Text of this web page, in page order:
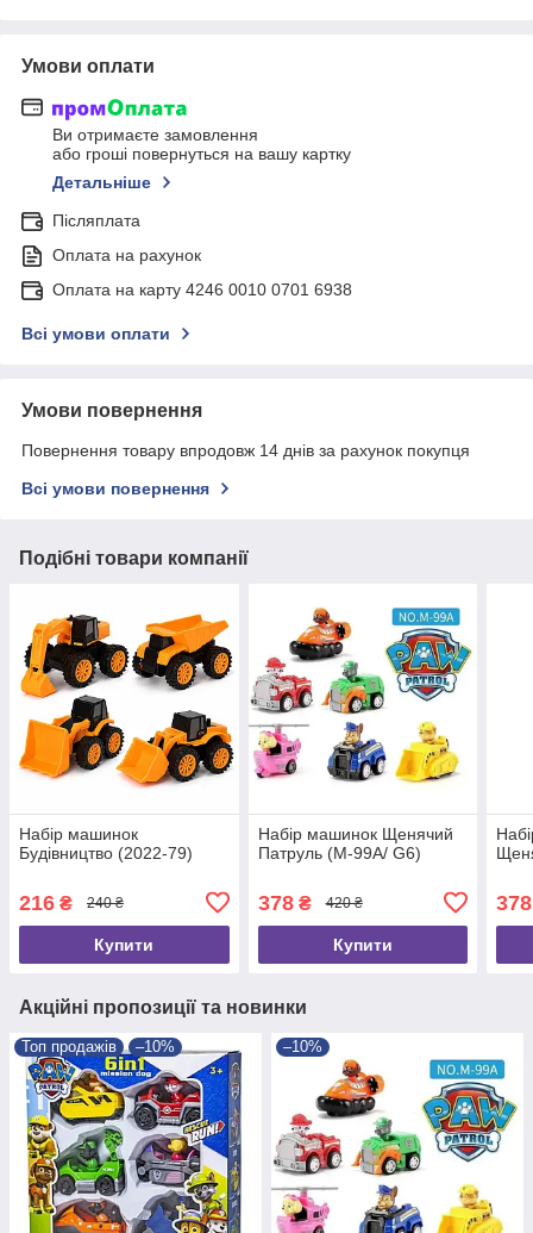
Умови оплати
Ви отримаєте замовлення
або гроші повернуться на вашу картку
Детальніше
Післяплата
Оплата на рахунок
Оплата на карту 4246 0010 0701 6938
Всі умови оплати
Умови повернення
Повернення товару впродовж 14 днів за рахунок покупця
Всі умови повернення
Подібні товари компанії
Набір машинок
Будівництво (2022-79)
216 ₴ 240 ₴
Купити
Набір машинок Щенячий
Патруль (M-99A/ G6)
378₴ 420 ₴
Купити
378
Акційні пропозиції та новинки
Топ продажів –10% –10%